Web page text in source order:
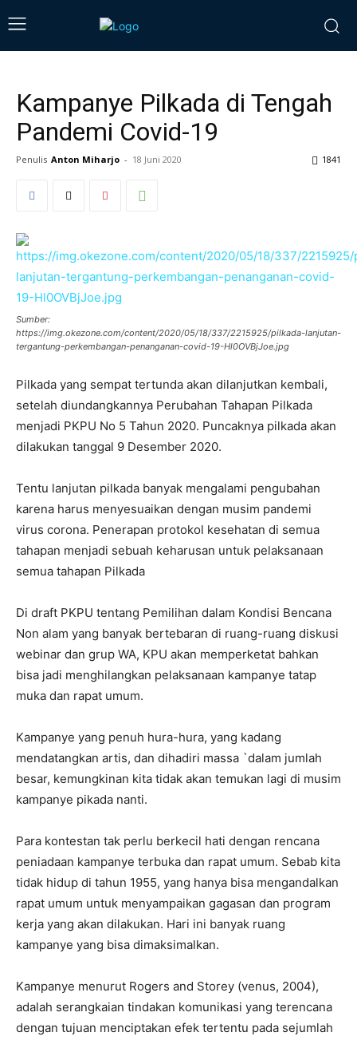
Kampanye Pilkada di Tengah
Pandemi Covid-19
Penulis Anton Miharjo - 18 Juni 2020 1841
Sumber:
https://img.okezone.com/content/2020/05/18/337/2215925/pilkada-lanjutan-
tergantung-perkembangan-penanganan-covid-19-Hl0OVBjJoe.jpg
Pilkada yang sempat tertunda akan dilanjutkan kembali,
setelah diundangkannya Perubahan Tahapan Pilkada
menjadi PKPU No 5 Tahun 2020. Puncaknya pilkada akan
dilakukan tanggal 9 Desember 2020.
Tentu lanjutan pilkada banyak mengalami pengubahan
karena harus menyesuaikan dengan musim pandemi
virus corona. Penerapan protokol kesehatan di semua
tahapan menjadi sebuah keharusan untuk pelaksanaan
semua tahapan Pilkada
Di draft PKPU tentang Pemilihan dalam Kondisi Bencana
Non alam yang banyak bertebaran di ruang-ruang diskusi
webinar dan grup WA, KPU akan memperketat bahkan
bisa jadi menghilangkan pelaksanaan kampanye tatap
muka dan rapat umum.
Kampanye yang penuh hura-hura, yang kadang
mendatangkan artis, dan dihadiri massa `dalam jumlah
besar, kemungkinan kita tidak akan temukan lagi di musim
kampanye pikada nanti.
Para kontestan tak perlu berkecil hati dengan rencana
peniadaan kampanye terbuka dan rapat umum. Sebab kita
tidak hidup di tahun 1955, yang hanya bisa mengandalkan
rapat umum untuk menyampaikan gagasan dan program
kerja yang akan dilakukan. Hari ini banyak ruang
kampanye yang bisa dimaksimalkan.
Kampanye menurut Rogers and Storey (venus, 2004),
adalah serangkaian tindakan komunikasi yang terencana
dengan tujuan menciptakan efek tertentu pada sejumlah